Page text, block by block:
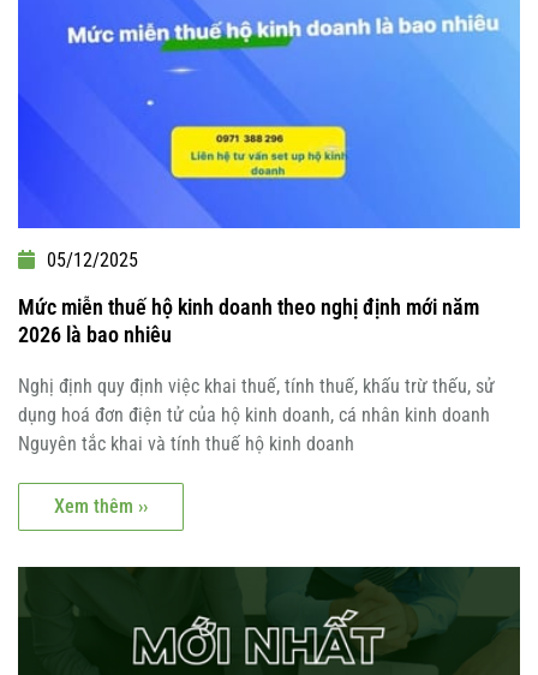
05/12/2025
Mức miễn thuế hộ kinh doanh theo nghị định mới năm
2026 là bao nhiêu
Nghị định quy định việc khai thuế, tính thuế, khấu trừ thếu, sử
dụng hoá đơn điện tử của hộ kinh doanh, cá nhân kinh doanh
Nguyên tắc khai và tính thuế hộ kinh doanh
Xem thêm ››